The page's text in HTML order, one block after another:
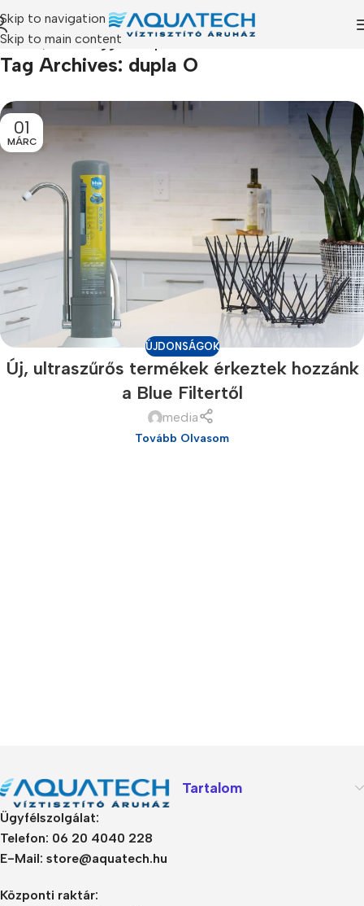
Skip to navigation
Skip to main content
Főoldal /Posts Tagged "dupla O"
Tag Archives: dupla O
01
MÁRC
ÚJDONSÁGOK
Új, ultraszűrős termékek érkeztek hozzánk
a Blue Filtertől
media
Tovább Olvasom
Ügyfélszolgálat:
Telefon: 06 20 4040 228
E-Mail: store@aquatech.hu
Központi raktár:
Tartalom